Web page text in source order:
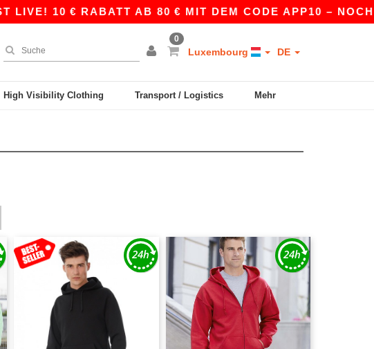
10 € RABATT AB 80 € MIT DEM CODE APP10 – NOCH
0
Luxembourg DE
High Visibility Clothing Transport / Logistics Mehr